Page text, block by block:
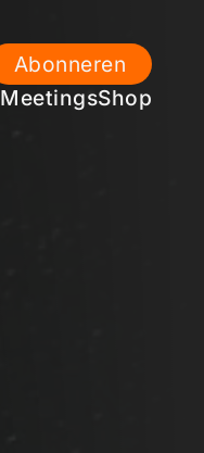
Abonneren
MeetingsShop